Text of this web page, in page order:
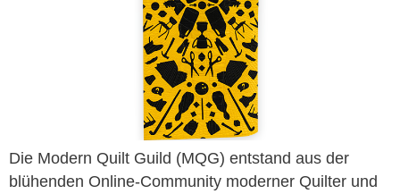
Die Modern Quilt Guild (MQG) entstand aus der
blühenden Online-Community moderner Quilter und